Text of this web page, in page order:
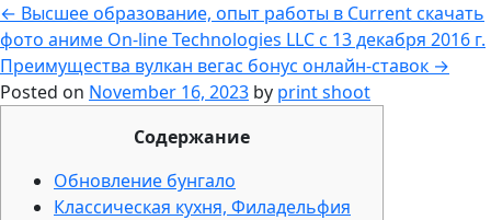
← Высшее образование, опыт работы в Current скачать
фото аниме On-line Technologies LLC с 13 декабря 2016 г.
Преимущества вулкан вегас бонус онлайн-ставок →
Posted on November 16, 2023 by print shoot
Содержание
Обновление бунгало
Классическая кухня, Филадельфия